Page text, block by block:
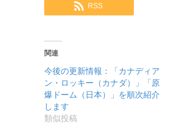
RSS
関連
今後の更新情報：「カナディア
ン・ロッキー（カナダ）」「原
爆ドーム（日本）」を順次紹介
します
類似投稿